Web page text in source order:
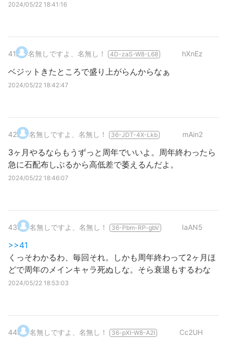
2024/05/22 18:41:16
41. 名無しですよ、名無し！ 4D-zaS-W8-L68 hXnEz
ベジットきたところで盛り上がらんからなぁ
2024/05/22 18:42:47
42. 名無しですよ、名無し！ 36-JDT-4X-Lkb mAin2
3ヶ月やるならもうずっと周年でいいよ。周年終わったら
急に石配布しぶるから高低差で萎えるんだよ。
2024/05/22 18:46:07
43. 名無しですよ、名無し！ 36-Pbm-RP-gbV IaAN5
>>41
くっそわかるわ、毎回それ。しかも周年終わって2ヶ月ほ
どで周年のメインキャラ死ぬしな。そら衰退もするわな
2024/05/22 18:53:03
44. 名無しですよ、名無し！ 36-pXI-W8-A2I Cc2UH